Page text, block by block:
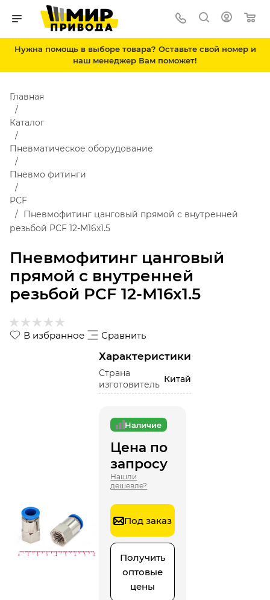
Нужна помощь в выборе товара? Оставьте свой номер и
наш менеджер Вам поможет!
Пневмофитинг цанговый
прямой с внутренней
резьбой PCF 12-М16х1.5
Главная
Каталог
Пневматическое оборудование
Пневмо фитинги
PCF
Пневмофитинг цанговый прямой с внутренней
резьбой PCF 12-М16х1.5
В избранное Сравнить
Характеристики
Страна
изготовитель
Китай
Наличие
Цена по
запросу
Нашли
дешевле?
Под заказ
Получить
оптовые
цены